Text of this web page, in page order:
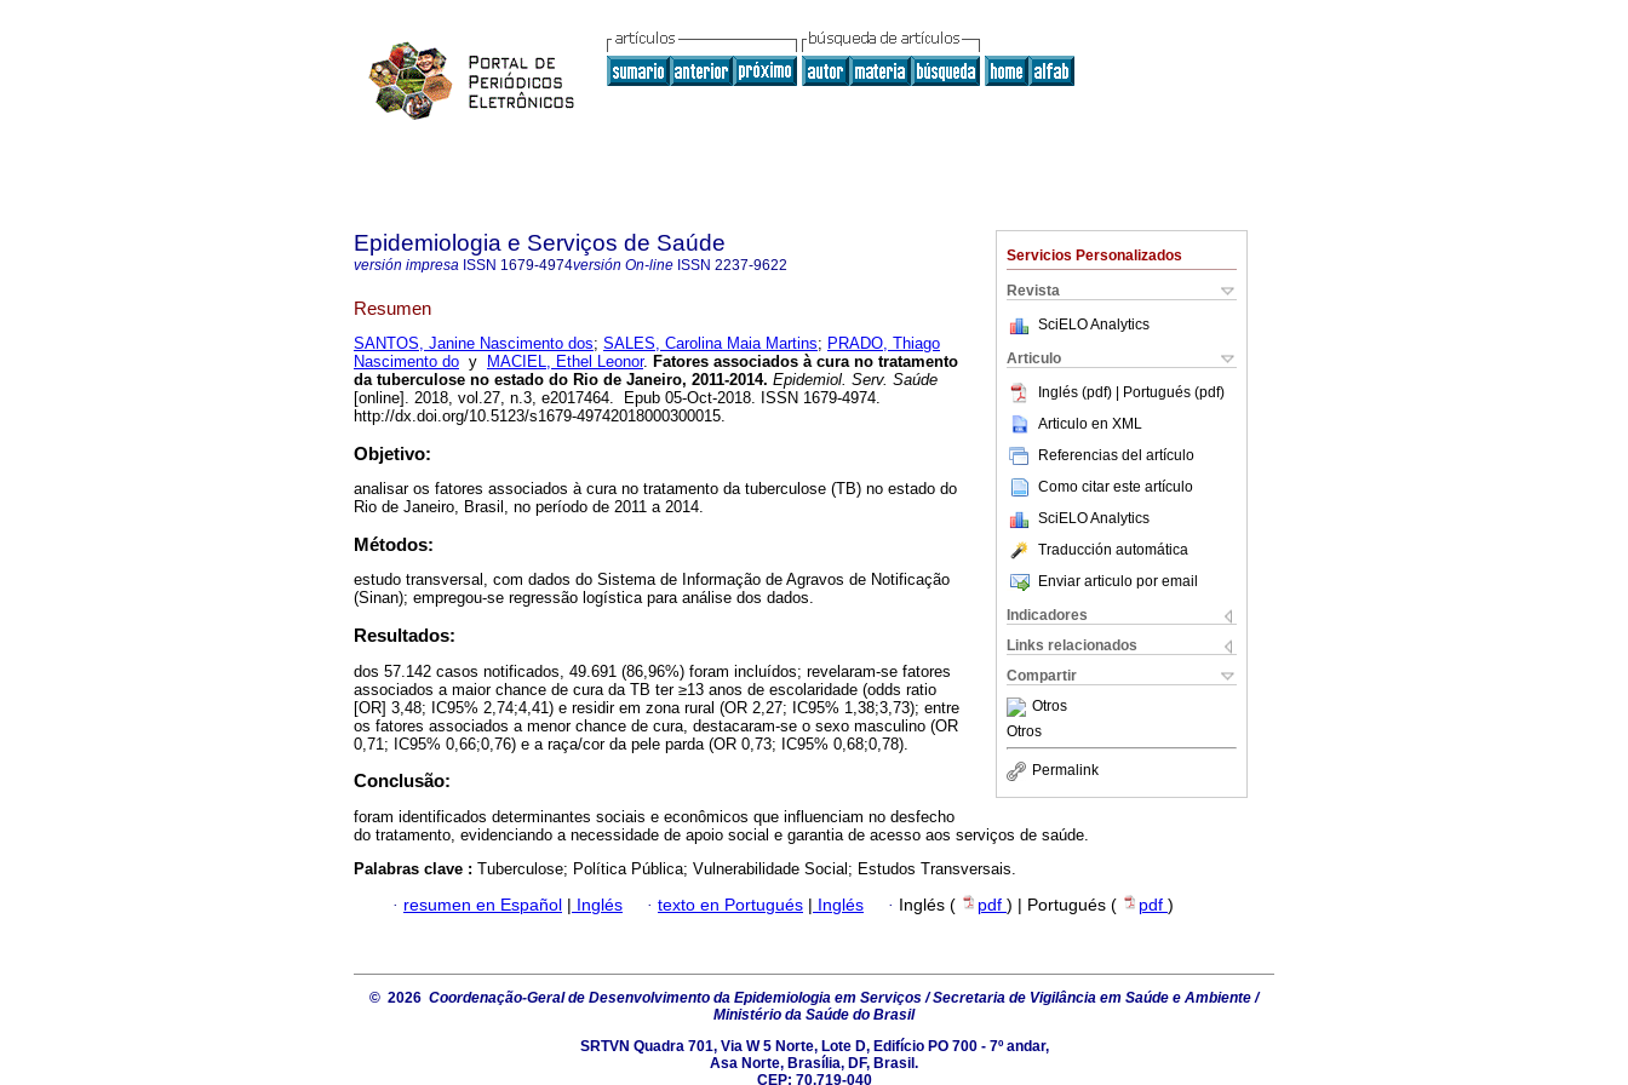
Servicios Personalizados
Revista
SciELO Analytics
Articulo
Inglés (pdf) | Portugués (pdf)
Articulo en XML
Referencias del artículo
Como citar este artículo
SciELO Analytics
Traducción automática
Enviar articulo por email
Indicadores
Links relacionados
Compartir
Otros
Otros
Permalink
Epidemiologia e Serviços de Saúde
versión impresa ISSN 1679-4974versión On-line ISSN 2237-9622
Resumen
SANTOS, Janine Nascimento dos; SALES, Carolina Maia Martins; PRADO, Thiago
Nascimento do y MACIEL, Ethel Leonor. Fatores associados à cura no tratamento
da tuberculose no estado do Rio de Janeiro, 2011-2014. Epidemiol. Serv. Saúde
[online]. 2018, vol.27, n.3, e2017464. Epub 05-Oct-2018. ISSN 1679-4974.
http://dx.doi.org/10.5123/s1679-49742018000300015.
Objetivo:
analisar os fatores associados à cura no tratamento da tuberculose (TB) no estado do
Rio de Janeiro, Brasil, no período de 2011 a 2014.
Métodos:
estudo transversal, com dados do Sistema de Informação de Agravos de Notificação
(Sinan); empregou-se regressão logística para análise dos dados.
Resultados:
dos 57.142 casos notificados, 49.691 (86,96%) foram incluídos; revelaram-se fatores
associados a maior chance de cura da TB ter ≥13 anos de escolaridade (odds ratio
[OR] 3,48; IC95% 2,74;4,41) e residir em zona rural (OR 2,27; IC95% 1,38;3,73); entre
os fatores associados a menor chance de cura, destacaram-se o sexo masculino (OR
0,71; IC95% 0,66;0,76) e a raça/cor da pele parda (OR 0,73; IC95% 0,68;0,78).
Conclusão:
foram identificados determinantes sociais e econômicos que influenciam no desfecho
do tratamento, evidenciando a necessidade de apoio social e garantia de acesso aos serviços de saúde.
Palabras clave : Tuberculose; Política Pública; Vulnerabilidade Social; Estudos Transversais.
· resumen en Español Inglés · texto en Portugués Inglés · Inglés ( pdf ) | Portugués ( pdf )
© 2026 Coordenação-Geral de Desenvolvimento da Epidemiologia em Serviços / Secretaria de Vigilância em Saúde e Ambiente /
Ministério da Saúde do Brasil
SRTVN Quadra 701, Via W 5 Norte, Lote D, Edifício PO 700 - 7º andar,
Asa Norte, Brasília, DF, Brasil.
CEP: 70.719-040